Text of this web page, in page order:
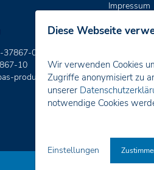
Diese Webseite
Wir verwenden Cookies
Zugriffe anonymisiert zu
unserer
notwendige Cookies
Einstellungen
37867-0
10
products .com
Impressum